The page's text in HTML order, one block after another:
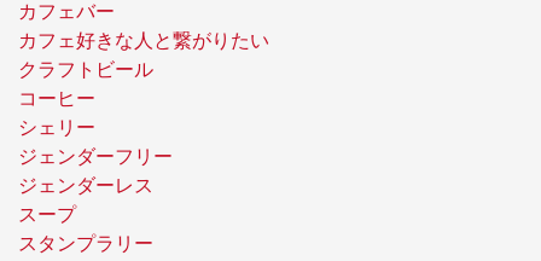
カフェバー
カフェ好きな人と繋がりたい
クラフトビール
コーヒー
シェリー
ジェンダーフリー
ジェンダーレス
スープ
スタンプラリー